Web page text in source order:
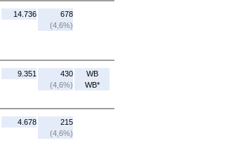
14.736
678
(4,6%)
9.351
430
(4,6%)
WB
WB*
4.678
215
(4,6%)